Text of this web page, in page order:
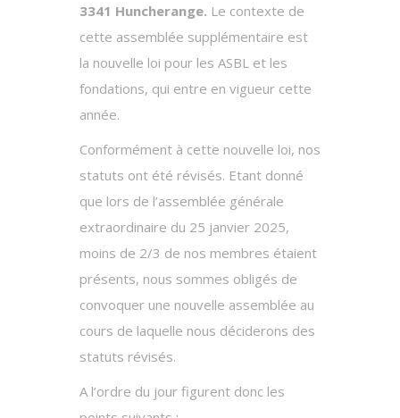
3341 Huncherange. Le contexte de
cette assemblée supplémentaire est
la nouvelle loi pour les ASBL et les
fondations, qui entre en vigueur cette
année.
Conformément à cette nouvelle loi, nos
statuts ont été révisés. Etant donné
que lors de l’assemblée générale
extraordinaire du 25 janvier 2025,
moins de 2/3 de nos membres étaient
présents, nous sommes obligés de
convoquer une nouvelle assemblée au
cours de laquelle nous déciderons des
statuts révisés.
A l’ordre du jour figurent donc les